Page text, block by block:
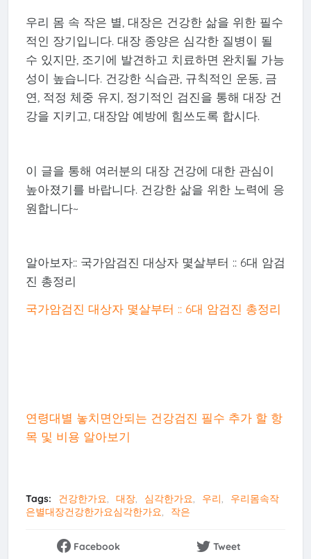
우리 몸 속 작은 별, 대장은 건강한 삶을 위한 필수
적인 장기입니다. 대장 종양은 심각한 질병이 될
수 있지만, 조기에 발견하고 치료하면 완치될 가능
성이 높습니다. 건강한 식습관, 규칙적인 운동, 금
연, 적정 체중 유지, 정기적인 검진을 통해 대장 건
강을 지키고, 대장암 예방에 힘쓰도록 합시다.
이 글을 통해 여러분의 대장 건강에 대한 관심이
높아졌기를 바랍니다. 건강한 삶을 위한 노력에 응
원합니다~
알아보자:: 국가암검진 대상자 몇살부터 :: 6대 암검
진 총정리
국가암검진 대상자 몇살부터 :: 6대 암검진 총정리
연령대별 놓치면안되는 건강검진 필수 추가 할 항
목 및 비용 알아보기
Tags: 건강한가요 대장 심각한가요 우리
우리몸속작
은별대장건강한가요심각한가요
작은
Facebook
Tweet